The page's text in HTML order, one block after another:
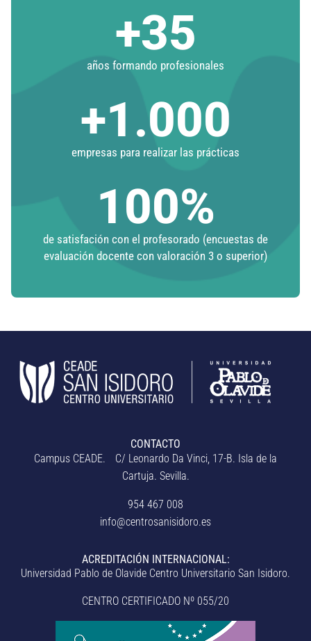
años formando profesionales
+35
empresas para realizar las prácticas
+1.000
de satisfación con el profesorado (encuestas de
evaluación docente con valoración 3 o superior)​
100%
CONTACTO
Campus CEADE. C/ Leonardo Da Vinci, 17-B. Isla de la
Cartuja. Sevilla.
954 467 008
info@centrosanisidoro.es
ACREDITACIÓN INTERNACIONAL:
Universidad Pablo de Olavide Centro Universitario San Isidoro.
CENTRO CERTIFICADO Nº 055/20